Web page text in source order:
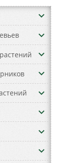
keyboard_arrow_down
keyboard_arrow_down
keyboard_arrow_down
keyboard_arrow_down
keyboard_arrow_down
keyboard_arrow_down
keyboard_arrow_down
keyboard_arrow_down